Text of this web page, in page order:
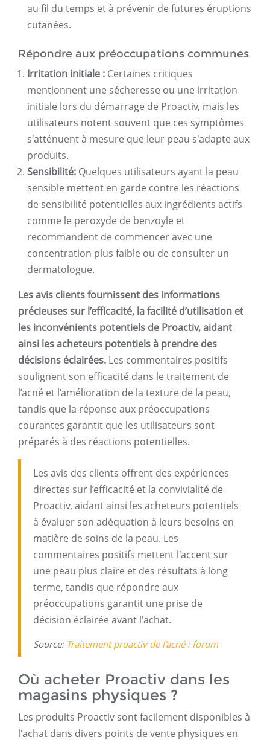
au fil du temps et à prévenir de futures éruptions
cutanées.
Répondre aux préoccupations communes
Irritation initiale : Certaines critiques
mentionnent une sécheresse ou une irritation
initiale lors du démarrage de Proactiv, mais les
utilisateurs notent souvent que ces symptômes
s'atténuent à mesure que leur peau s'adapte aux
produits.
Sensibilité: Quelques utilisateurs ayant la peau
sensible mettent en garde contre les réactions
de sensibilité potentielles aux ingrédients actifs
comme le peroxyde de benzoyle et
recommandent de commencer avec une
concentration plus faible ou de consulter un
dermatologue.
Les avis clients fournissent des informations
précieuses sur l’efficacité, la facilité d’utilisation et
les inconvénients potentiels de Proactiv, aidant
ainsi les acheteurs potentiels à prendre des
décisions éclairées. Les commentaires positifs
soulignent son efficacité dans le traitement de
l’acné et l’amélioration de la texture de la peau,
tandis que la réponse aux préoccupations
courantes garantit que les utilisateurs sont
préparés à des réactions potentielles.
Les avis des clients offrent des expériences
directes sur l’efficacité et la convivialité de
Proactiv, aidant ainsi les acheteurs potentiels
à évaluer son adéquation à leurs besoins en
matière de soins de la peau. Les
commentaires positifs mettent l'accent sur
une peau plus claire et des résultats à long
terme, tandis que répondre aux
préoccupations garantit une prise de
décision éclairée avant l'achat.
Source: Traitement proactiv de l'acné : forum
Où acheter Proactiv dans les
magasins physiques ?
Les produits Proactiv sont facilement disponibles à
l'achat dans divers points de vente physiques en